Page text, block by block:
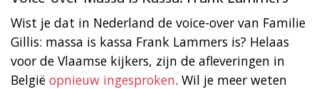
Wist je dat in Nederland de voice-over van Familie
Gillis: massa is kassa Frank Lammers is? Helaas
voor de Vlaamse kijkers, zijn de afleveringen in
België opnieuw ingesproken. Wil je meer weten